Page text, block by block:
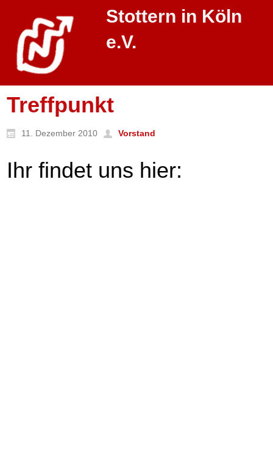
Stottern in Köln
e.V.
Treffpunkt
11. Dezember 2010 Vorstand
Ihr findet uns hier: